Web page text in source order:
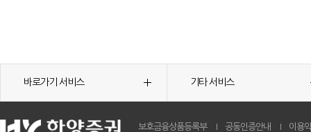
바로가기 서비스 기타 서비스
보호금융상품등록부 공동인증안내 이용